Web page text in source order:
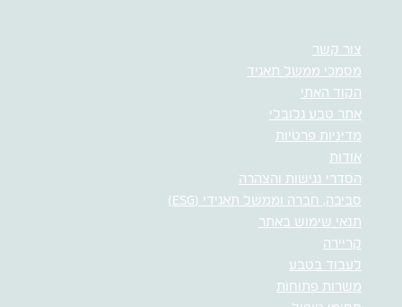
צור קשר
מסמכי ממשל תאגיד
הקוד האתי
אתר טבע גלובלי
מדיניות פרטיות
אודות
הסדרי נגישות והצהרה
סביבה, חברה וממשל תאגידי (ESG)
תנאי שימוש באתר
קריירה
לעבוד בטבע
משרות פתוחות